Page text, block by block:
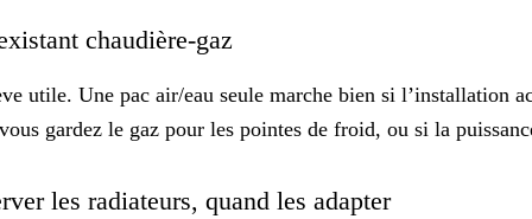
chaudière-gaz
utile. Une pac air/eau seule marche bien si l’installation
gardez le gaz pour les pointes de froid, ou si la
les radiateurs, quand les adapter